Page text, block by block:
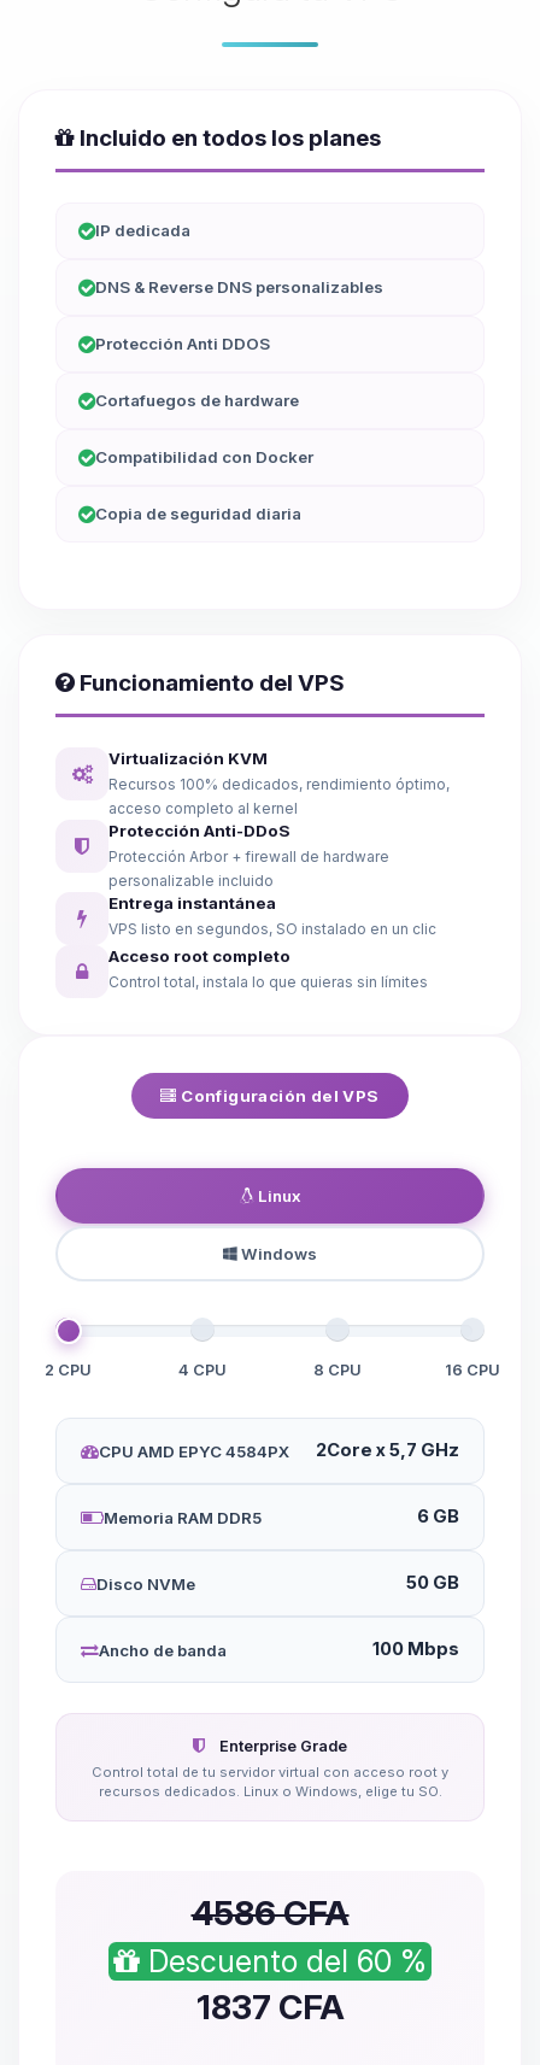
Incluido en todos los planes
IP dedicada
DNS & Reverse DNS personalizables
Protección Anti DDOS
Cortafuegos de hardware
Compatibilidad con Docker
Copia de seguridad diaria
Funcionamiento del VPS
Virtualización KVM
Recursos 100% dedicados, rendimiento óptimo,
acceso completo al kernel
Protección Anti-DDoS
Protección Arbor + firewall de hardware
personalizable incluido
Entrega instantánea
VPS listo en segundos, SO instalado en un clic
Acceso root completo
Control total, instala lo que quieras sin límites
Configuración del VPS
Linux
Windows
2 CPU 4 CPU 8 CPU 16 CPU
CPU AMD EPYC 4584PX 2Core x 5,7 GHz
Memoria RAM DDR5 6 GB
Disco NVMe 50 GB
Ancho de banda 100 Mbps
Enterprise Grade
Control total de tu servidor virtual con acceso root y
recursos dedicados. Linux o Windows, elige tu SO.
4586 CFA
Descuento del 60 %
1837 CFA